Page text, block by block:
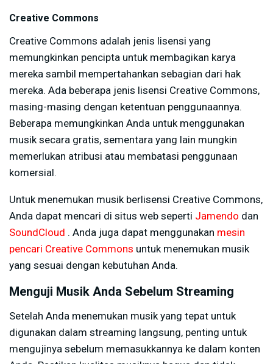
Creative Commons
Creative Commons adalah jenis lisensi yang
memungkinkan pencipta untuk membagikan karya
mereka sambil mempertahankan sebagian dari hak
mereka. Ada beberapa jenis lisensi Creative Commons,
masing-masing dengan ketentuan penggunaannya.
Beberapa memungkinkan Anda untuk menggunakan
musik secara gratis, sementara yang lain mungkin
memerlukan atribusi atau membatasi penggunaan
komersial.
Untuk menemukan musik berlisensi Creative Commons,
Anda dapat mencari di situs web seperti Jamendo dan
SoundCloud . Anda juga dapat menggunakan mesin
pencari Creative Commons untuk menemukan musik
yang sesuai dengan kebutuhan Anda.
Menguji Musik Anda Sebelum Streaming
Setelah Anda menemukan musik yang tepat untuk
digunakan dalam streaming langsung, penting untuk
mengujinya sebelum memasukkannya ke dalam konten